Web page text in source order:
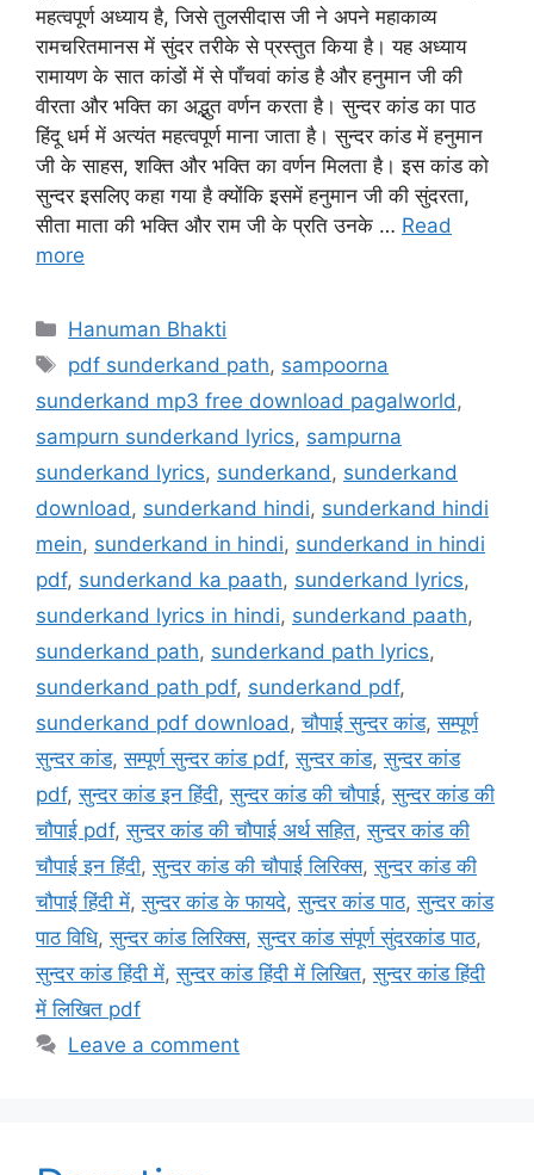
महत्वपूर्ण अध्याय है, जिसे तुलसीदास जी ने अपने महाकाव्य
रामचरितमानस में सुंदर तरीके से प्रस्तुत किया है। यह अध्याय
रामायण के सात कांडों में से पाँचवां कांड है और हनुमान जी की
वीरता और भक्ति का अद्भुत वर्णन करता है। सुन्दर कांड का पाठ
हिंदू धर्म में अत्यंत महत्वपूर्ण माना जाता है। सुन्दर कांड में हनुमान
जी के साहस, शक्ति और भक्ति का वर्णन मिलता है। इस कांड को
सुन्दर इसलिए कहा गया है क्योंकि इसमें हनुमान जी की सुंदरता,
सीता माता की भक्ति और राम जी के प्रति उनके … Read
more
Categories
Hanuman Bhakti
Tags
pdf sunderkand path, sampoorna
sunderkand mp3 free download pagalworld ,
sampurn sunderkand lyrics, sampurna
sunderkand lyrics, sunderkand , sunderkand
download , sunderkand hindi, sunderkand hindi
mein, sunderkand in hindi, sunderkand in hindi
pdf, sunderkand ka paath, sunderkand lyrics,
sunderkand lyrics in hindi, sunderkand paath,
sunderkand path, sunderkand path lyrics,
sunderkand path pdf, sunderkand pdf,
sunderkand pdf download ,चौपाई सुन्दर कांड,सम्पूर्ण
सुन्दर कांड,सम्पूर्ण सुन्दर कांड pdf,सुन्दर कांड,सुन्दर कांड
pdf,सुन्दर कांड इन हिंदी,सुन्दर कांड की चौपाई,सुन्दर कांड की
चौपाई pdf,सुन्दर कांड की चौपाई अर्थ सहित,सुन्दर कांड की
चौपाई इन हिंदी,सुन्दर कांड की चौपाई लिरिक्स,सुन्दर कांड की
चौपाई हिंदी में,सुन्दर कांड के फायदे,सुन्दर कांड पाठ,सुन्दर कांड
पाठ विधि,सुन्दर कांड लिरिक्स,सुन्दर कांड संपूर्ण सुंदरकांड पाठ,
सुन्दर कांड हिंदी में,सुन्दर कांड हिंदी में लिखित,सुन्दर कांड हिंदी
में लिखित pdf
Leave a comment